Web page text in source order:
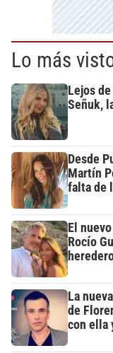
Lo más
Lejos
Señuk,
Desde
Martín
falta de
El
Rocío
La
de
con ella